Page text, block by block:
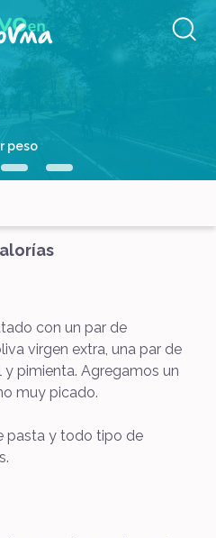
peso
con un par de
virgen extra, una par de
y pimienta. Agregamos un
muy picado.
pasta y todo tipo de